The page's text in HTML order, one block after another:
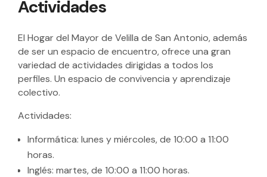
Actividades
El Hogar del Mayor de Velilla de San Antonio, además
de ser un espacio de encuentro, ofrece una gran
variedad de actividades dirigidas a todos los
perfiles. Un espacio de convivencia y aprendizaje
colectivo.
Actividades:
Informática: lunes y miércoles, de 10:00 a 11:00
horas.
Inglés: martes, de 10:00 a 11:00 horas.